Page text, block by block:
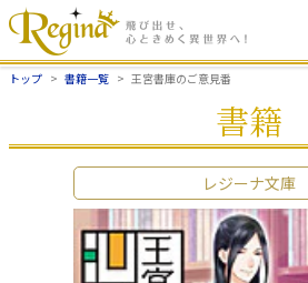
トップ 書籍一覧 王宮書庫のご意見番
書籍
レジーナ文庫